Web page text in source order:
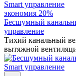
экономия 20%
Бесшумный
управление
Тихий канальный
вытяжной